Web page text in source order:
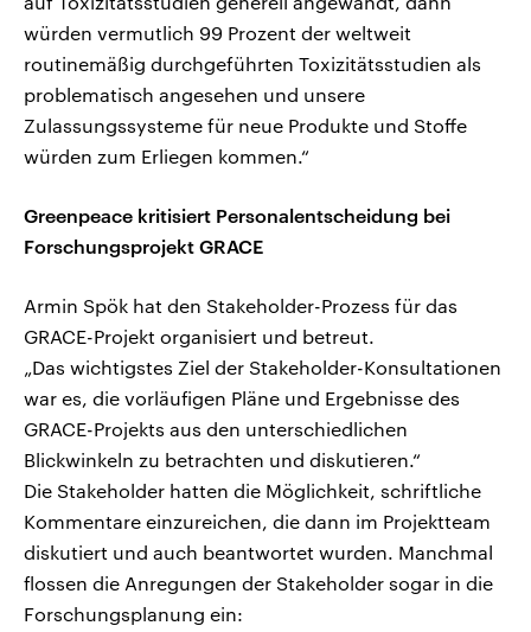
würden vermutlich 99 Prozent der weltweit
routinemäßig durchgeführten Toxizitätsstudien als
problematisch angesehen und unsere
Zulassungssysteme für neue Produkte und Stoffe
würden zum Erliegen kommen.“
Greenpeace kritisiert Personalentscheidung bei
Forschungsprojekt GRACE
Armin Spök hat den Stakeholder-Prozess für das
GRACE-Projekt organisiert und betreut.
„Das wichtigstes Ziel der Stakeholder-Konsultationen
war es, die vorläufigen Pläne und Ergebnisse des
GRACE-Projekts aus den unterschiedlichen
Blickwinkeln zu betrachten und diskutieren.“
Die Stakeholder hatten die Möglichkeit, schriftliche
Kommentare einzureichen, die dann im Projektteam
diskutiert und auch beantwortet wurden. Manchmal
flossen die Anregungen der Stakeholder sogar in die
Forschungsplanung ein: